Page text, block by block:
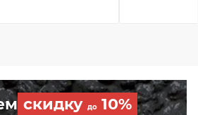
скидку до10%